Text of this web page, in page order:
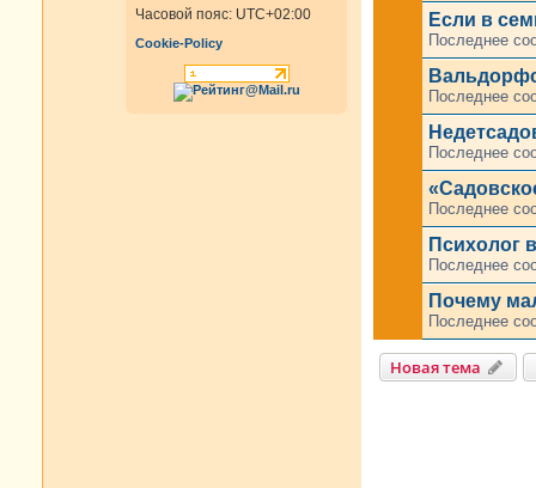
Часовой пояс: UTC+02:00
Cookie-Policy
Если в
Последнее
Последнее
Последнее
Последнее
Психолог
Последнее
Почему
Последнее
Новая тема